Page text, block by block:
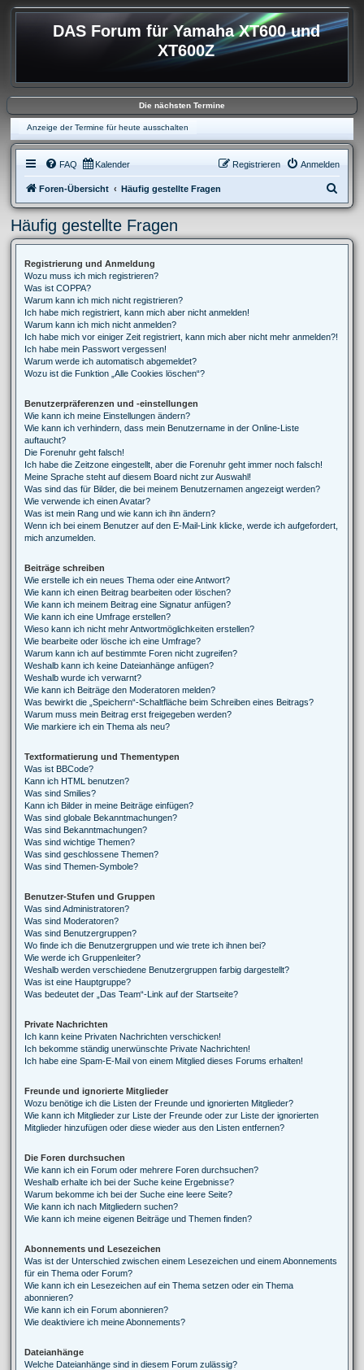
DAS Forum für Yamaha XT600 und
XT600Z
Die nächsten Termine
Anzeige der Termine für heute ausschalten
FAQ Kalender Anmelden
Registrieren
Foren-Übersicht Häufig gestellte Fragen
u
h
Häufig gestellte Fragen
Registrierung und Anmeldung
Wozu muss ich mich registrieren?
Was ist COPPA?
Warum kann ich mich nicht registrieren?
Ich habe mich registriert, kann mich aber nicht anmelden!
Warum kann ich mich nicht anmelden?
Ich habe mich vor einiger Zeit registriert, kann mich aber nicht mehr anmelden?!
Ich habe mein Passwort vergessen!
Warum werde ich automatisch abgemeldet?
Wozu ist die Funktion „Alle Cookies löschen“?
Benutzerpräferenzen und -einstellungen
Wie kann ich meine Einstellungen ändern?
Wie kann ich verhindern, dass mein Benutzername in der Online-Liste
auftaucht?
Die Forenuhr geht falsch!
Ich habe die Zeitzone eingestellt, aber die Forenuhr geht immer noch falsch!
Meine Sprache steht auf diesem Board nicht zur Auswahl!
Was sind das für Bilder, die bei meinem Benutzernamen angezeigt werden?
Wie verwende ich einen Avatar?
Was ist mein Rang und wie kann ich ihn ändern?
Wenn ich bei einem Benutzer auf den E-Mail-Link klicke, werde ich aufgefordert,
mich anzumelden.
Beiträge schreiben
Wie erstelle ich ein neues Thema oder eine Antwort?
Wie kann ich einen Beitrag bearbeiten oder löschen?
Wie kann ich meinem Beitrag eine Signatur anfügen?
Wie kann ich eine Umfrage erstellen?
Wieso kann ich nicht mehr Antwortmöglichkeiten erstellen?
Wie bearbeite oder lösche ich eine Umfrage?
Warum kann ich auf bestimmte Foren nicht zugreifen?
Weshalb kann ich keine Dateianhänge anfügen?
Weshalb wurde ich verwarnt?
Wie kann ich Beiträge den Moderatoren melden?
Was bewirkt die „Speichern“-Schaltfläche beim Schreiben eines Beitrags?
Warum muss mein Beitrag erst freigegeben werden?
Wie markiere ich ein Thema als neu?
Textformatierung und Thementypen
Was ist BBCode?
Kann ich HTML benutzen?
Was sind Smilies?
Kann ich Bilder in meine Beiträge einfügen?
Was sind globale Bekanntmachungen?
Was sind Bekanntmachungen?
Was sind wichtige Themen?
Was sind geschlossene Themen?
Was sind Themen-Symbole?
Benutzer-Stufen und Gruppen
Was sind Administratoren?
Was sind Moderatoren?
Was sind Benutzergruppen?
Wo finde ich die Benutzergruppen und wie trete ich ihnen bei?
Wie werde ich Gruppenleiter?
Weshalb werden verschiedene Benutzergruppen farbig dargestellt?
Was ist eine Hauptgruppe?
Was bedeutet der „Das Team“-Link auf der Startseite?
Private Nachrichten
Ich kann keine Privaten Nachrichten verschicken!
Ich bekomme ständig unerwünschte Private Nachrichten!
Ich habe eine Spam-E-Mail von einem Mitglied dieses Forums erhalten!
Freunde und ignorierte Mitglieder
Wozu benötige ich die Listen der Freunde und ignorierten Mitglieder?
Wie kann ich Mitglieder zur Liste der Freunde oder zur Liste der ignorierten
Mitglieder hinzufügen oder diese wieder aus den Listen entfernen?
Die Foren durchsuchen
Wie kann ich ein Forum oder mehrere Foren durchsuchen?
Weshalb erhalte ich bei der Suche keine Ergebnisse?
Warum bekomme ich bei der Suche eine leere Seite?
Wie kann ich nach Mitgliedern suchen?
Wie kann ich meine eigenen Beiträge und Themen finden?
Abonnements und Lesezeichen
Was ist der Unterschied zwischen einem Lesezeichen und einem Abonnements
für ein Thema oder Forum?
Wie kann ich ein Lesezeichen auf ein Thema setzen oder ein Thema
abonnieren?
Wie kann ich ein Forum abonnieren?
Wie deaktiviere ich meine Abonnements?
Dateianhänge
Welche Dateianhänge sind in diesem Forum zulässig?